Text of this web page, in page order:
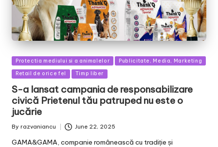
Posted
in
Protectia mediului si a animalelor Publicitate, Media, Marketing
Retail de orice fel Timp liber
S-a lansat campania de responsabilizare
civică Prietenul tău patruped nu este o
jucărie
Posted
By razvaniancu June 22, 2025
GAMA&GAMA, companie românească cu tradiție și